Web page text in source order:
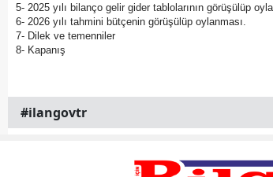
5- 2025 yılı bilanço gelir gider tablolarının görüşülüp
6- 2026 yılı tahmini bütçenin görüşülüp oylanması.
7- Dilek ve temenniler
8- Kapanış
#ilangovtr